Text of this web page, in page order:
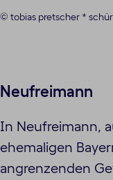
© tobias pretscher *
Neufreimann
In Neufreimann,
ehemaligen
angrenzenden